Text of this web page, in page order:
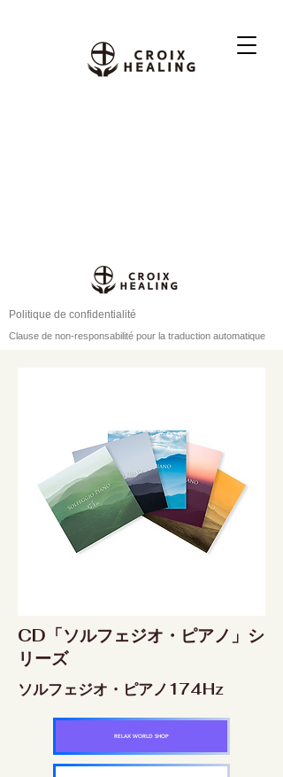
Politique de confidentialité
Clause de non-responsabilité pour la traduction automatique
CD「ソルフェジオ・ピアノ」シ
リーズ
ソルフェジオ・ピアノ174Hz
RELAX WORLD SHOP